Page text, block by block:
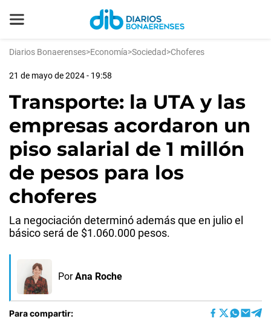
Diarios Bonaerenses>Economía>Sociedad>Choferes
21 de mayo de 2024 - 19:58
Transporte: la UTA y las
empresas acordaron un
piso salarial de 1 millón
de pesos para los
choferes
La negociación determinó además que en julio el
básico será de $1.060.000 pesos.
Por Ana Roche
Para compartir: